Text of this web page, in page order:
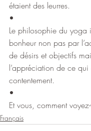
étaient des leurres.
•
Le philosophie du yoga
bonheur non pas par
de désirs et objectifs
l’appréciation de ce
contentement.
•
Et vous, comment
Français